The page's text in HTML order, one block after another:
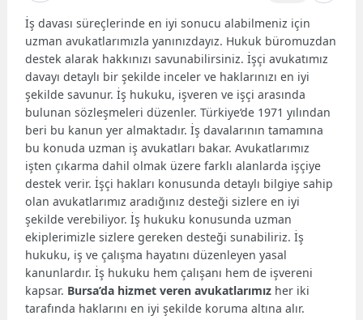
İş davası süreçlerinde en iyi sonucu alabilmeniz için
uzman avukatlarımızla yanınızdayız. Hukuk büromuzdan
destek alarak hakkınızı savunabilirsiniz. İşçi avukatımız
davayı detaylı bir şekilde inceler ve haklarınızı en iyi
şekilde savunur. İş hukuku, işveren ve işçi arasında
bulunan sözleşmeleri düzenler. Türkiye‘de 1971 yılından
beri bu kanun yer almaktadır. İş davalarının tamamına
bu konuda uzman iş avukatları bakar. Avukatlarımız
işten çıkarma dahil olmak üzere farklı alanlarda işçiye
destek verir. İşçi hakları konusunda detaylı bilgiye sahip
olan avukatlarımız aradığınız desteği sizlere en iyi
şekilde verebiliyor. İş hukuku konusunda uzman
ekiplerimizle sizlere gereken desteği sunabiliriz. İş
hukuku, iş ve çalışma hayatını düzenleyen yasal
kanunlardır. İş hukuku hem çalışanı hem de işvereni
kapsar. Bursa’da hizmet veren avukatlarımız her iki
tarafında haklarını en iyi şekilde koruma altına alır.